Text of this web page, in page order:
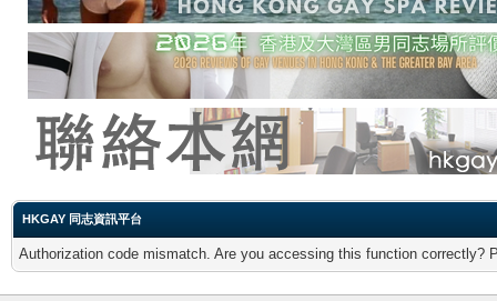
HKGAY 同志資訊平台
Authorization code mismatch. Are you accessing this function correctly?